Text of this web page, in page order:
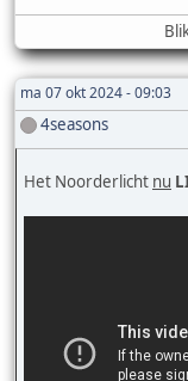
ma 07 okt 2024 - 09:03
4seasons
Het Noorderlicht nu